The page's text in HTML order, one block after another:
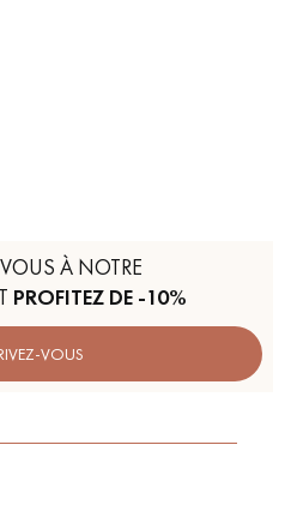
À NOTRE
PROFITEZ DE -10%
VOUS